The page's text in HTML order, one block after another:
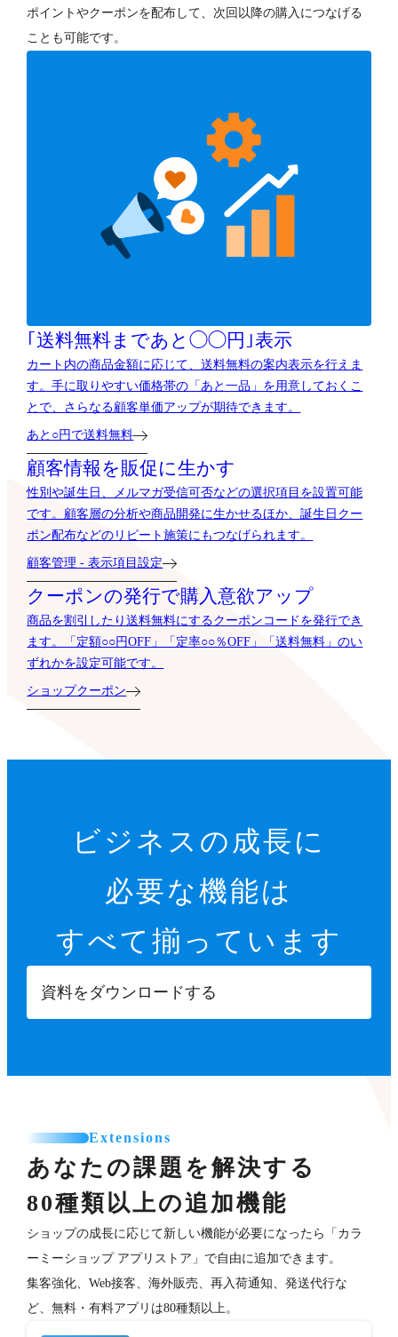
ポイントやクーポンを配布して、次回以降の購入につなげる
ことも可能です。
｢送料無料まであと◯◯円｣表示
カート内の商品金額に応じて、送料無料の案内表示を行えま
す。手に取りやすい価格帯の「あと一品」を用意しておくこ
とで、さらなる顧客単価アップが期待できます。
あと○円で送料無料
顧客情報を販促に生かす
性別や誕生日、メルマガ受信可否などの選択項目を設置可能
です。顧客層の分析や商品開発に生かせるほか、誕生日クー
ポン配布などのリピート施策にもつなげられます。
顧客管理 - 表示項目設定
クーポンの発行で購入意欲アップ
商品を割引したり送料無料にするクーポンコードを発行でき
ます。「定額○○円OFF」「定率○○％OFF」「送料無料」のい
ずれかを設定可能です。
ショップクーポン
ビジネスの成長に
必要な機能は
すべて揃っています
資料をダウンロードする
Extensions
あなたの課題を解決する
80種類以上の追加機能
ショップの成長に応じて新しい機能が必要になったら「カラ
ーミーショップ アプリストア」で自由に追加できます。
集客強化、Web接客、海外販売、再入荷通知、発送代行な
ど、無料・有料アプリは80種類以上。